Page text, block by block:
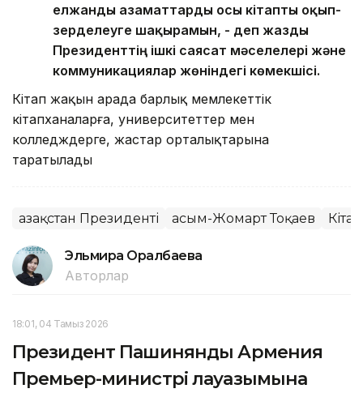
елжанды азаматтарды осы кітапты оқып-
зерделеуге шақырамын, - деп жазды
Президенттің ішкі саясат мәселелері және
коммуникациялар жөніндегі көмекшісі.
Кітап жақын арада барлық мемлекеттік
кітапханаларға, университеттер мен
колледждерге, жастар орталықтарына
таратылады
Қазақстан Президенті Қасым-Жомарт Тоқаев Кітап
Эльмира Оралбаева
Авторлар
18:01, 04 Тамыз 2026
Президент Пашинянды Армения
Премьер-министрі лауазымына